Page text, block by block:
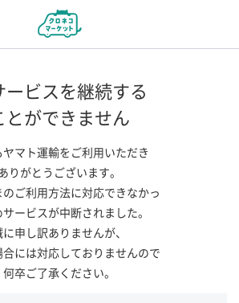
ービスを継続する
とができません
ヤマト運輸をご利用いただき
りがとうございます。
ご利用方法に対応できなかっ
ービスが中断されました。
申し訳ありませんが、
には対応しておりませんので
何卒ご了承ください。